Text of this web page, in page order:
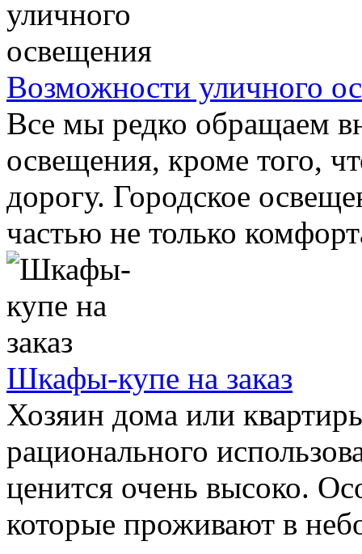
Возможности уличного
Все мы редко обращаем
освещения, кроме того,
дорогу. Городское
частью не только
Шкафы-купе на заказ
Хозяин дома или
рационального
ценится очень высоко.
которые проживают в